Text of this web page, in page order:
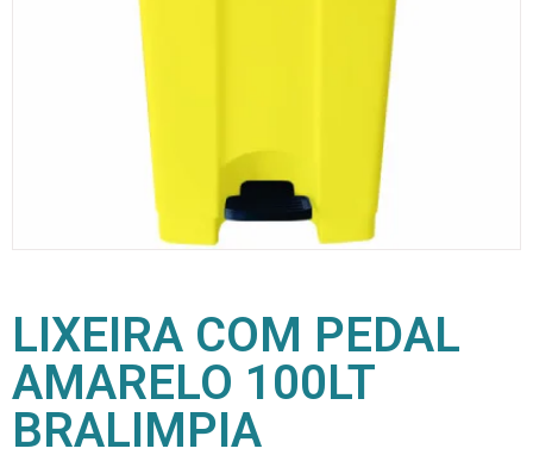
LIXEIRA COM PEDAL
AMARELO 100LT
BRALIMPIA